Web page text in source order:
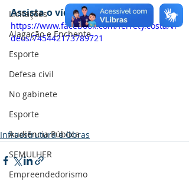
Licitações
Alagação e Enchente
Esporte
Defesa civil
No gabinete
Esporte
Audiência Pública
SEMULHER
Empreendedorismo
Assista o vídeo
https://www.facebook.com/ferrety.costa/vi
deos/745442173789721
Infraestrutura e Obras